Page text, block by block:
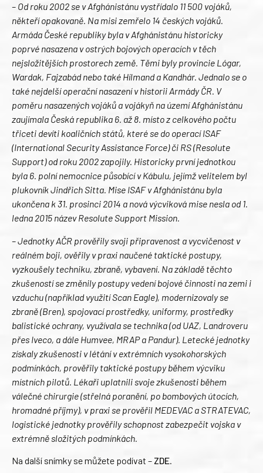
– Od roku 2002 se v Afghánistánu vystřídalo 11 500 vojáků,
někteří opakovaně. Na misi zemřelo 14 českých vojáků.
Armáda České republiky byla v Afghánistánu historicky
poprvé nasazena v ostrých bojových operacích v těch
nejsložitějších prostorech země. Těmi byly provincie Lógar,
Wardak, Fajzabád nebo také Hílmand a Kandhár. Jednalo se o
také nejdelší operační nasazení v historii Armády ČR. V
poměru nasazených vojáků a vojákyň na území Afghánistánu
zaujímala Česká republika 6. až 8. místo z celkového počtu
třiceti devíti koaličních států, které se do operací ISAF
(International Security Assistance Force) či RS (Resolute
Support) od roku 2002 zapojily. Historicky první jednotkou
byla 6. polní nemocnice působící v Kábulu, jejímž velitelem byl
plukovník Jindřich Sitta. Mise ISAF v Afghánistánu byla
ukončena k 31. prosinci 2014 a nová výcviková mise nesla od 1.
ledna 2015 název Resolute Support Mission.
– Jednotky AČR prověřily svoji připravenost a vycvičenost v
reálném boji, ověřily v praxi naučené taktické postupy,
vyzkoušely techniku, zbraně, vybavení. Na základě těchto
zkušeností se změnily postupy vedení bojové činnosti na zemi i
vzduchu (například využití Scan Eagle), modernizovaly se
zbraně (Bren), spojovací prostředky, uniformy, prostředky
balistické ochrany, využívala se technika (od UAZ, Landroveru
přes Iveco, a dále Humvee, MRAP a Pandur). Letecké jednotky
získaly zkušenosti v létání v extrémních vysokohorských
podmínkách, prověřily taktické postupy během výcviku
místních pilotů. Lékaři uplatnili svoje zkušenosti během
válečné chirurgie (střelná poranění, po bombových útocích,
hromadné příjmy), v praxi se prověřil MEDEVAC a STRATEVAC,
logistické jednotky prověřily schopnost zabezpečit vojska v
extrémně složitých podmínkách.
Na další snímky se můžete podívat – ZDE.